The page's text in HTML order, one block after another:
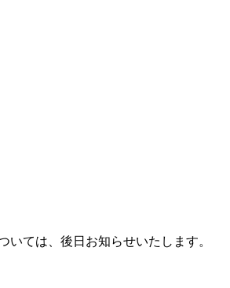
ては、後日お知らせいたします。